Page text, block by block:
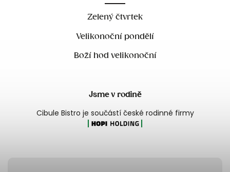
Zelený čtvrtek
Velikonoční pondělí
Boží hod velikonoční
Jsme v rodině
Cibule Bistro je součástí české rodinné firmy